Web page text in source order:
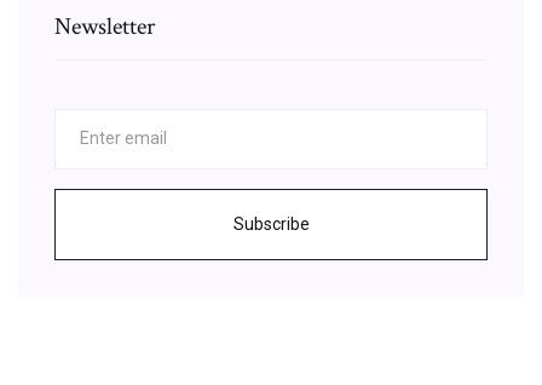
Newsletter
Subscribe